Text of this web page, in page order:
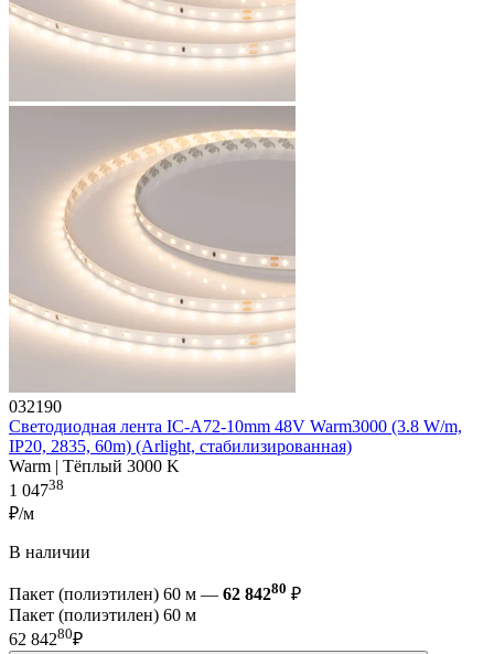
032190
Светодиодная лента IC-A72-10mm 48V Warm3000 (3.8 W/m,
IP20, 2835, 60m) (Arlight, стабилизированная)
Warm | Тёплый 3000 K
1 04738
₽/м
В наличии
Пакет (полиэтилен) 60 м — 62 84280 ₽
Пакет (полиэтилен) 60 м
62 84280₽